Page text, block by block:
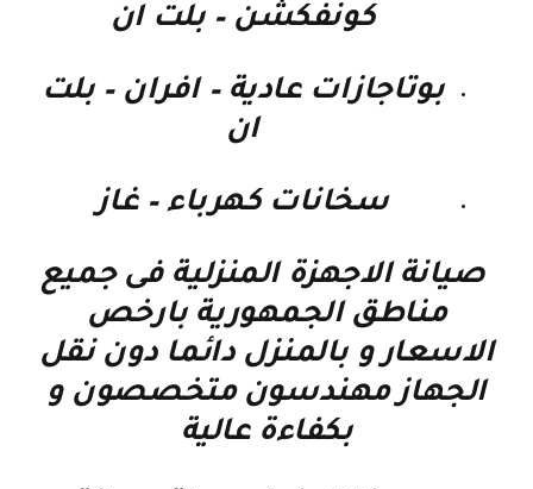
كونفكشن – بلت ان
بوتاجازات عادية – افران – بلت
ان
سخانات كهرباء – غاز
صيانة الاجهزة المنزلية فى جميع
مناطق الجمهورية بارخص
الاسعار و بالمنزل دائما دون نقل
الجهاز مهندسون متخصصون و
بكفاءة عالية